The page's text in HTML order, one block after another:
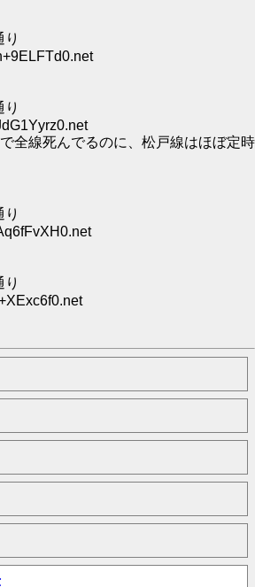
全線死んでるのに、松戸線はほぼ定時